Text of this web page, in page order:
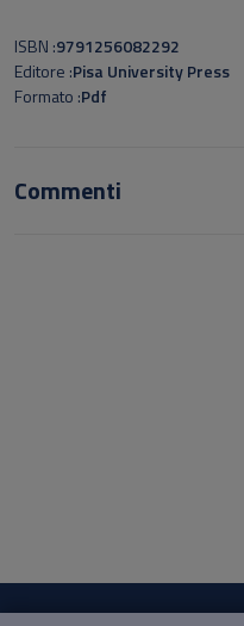
ISBN 9791256082292
Editore Pisa University Press
Formato Pdf
Commenti